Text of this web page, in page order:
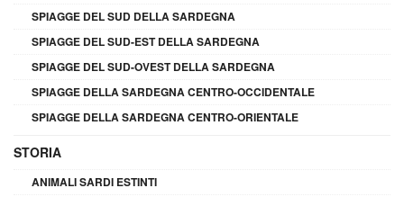
SPIAGGE DEL SUD DELLA SARDEGNA
SPIAGGE DEL SUD-EST DELLA SARDEGNA
SPIAGGE DEL SUD-OVEST DELLA SARDEGNA
SPIAGGE DELLA SARDEGNA CENTRO-OCCIDENTALE
SPIAGGE DELLA SARDEGNA CENTRO-ORIENTALE
STORIA
ANIMALI SARDI ESTINTI